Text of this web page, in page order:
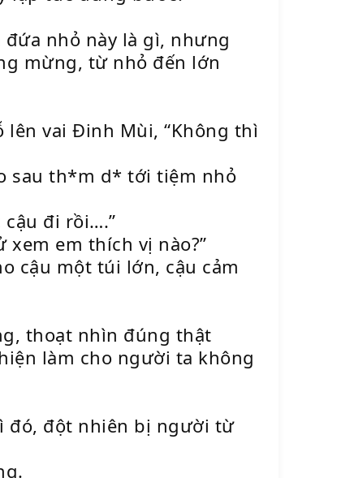
nhỏ này là gì, nhưng
mừng, từ nhỏ đến lớn
lên vai Đinh Mùi, “Không thì
sau th*m d* tới tiệm nhỏ
cậu đi rồi….”
em thích vị nào?”
cậu một túi lớn, cậu cảm
thoạt nhìn đúng thật
làm cho người ta không
đó, đột nhiên bị người từ